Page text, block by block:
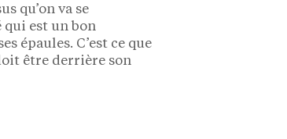
qu’on va se
qui est un bon
épaules. C’est ce que
être derrière son